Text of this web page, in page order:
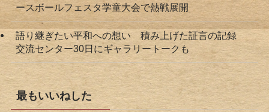
ースボールフェスタ学童大会で熱戦展開
語り継ぎたい平和への想い 積み上げた証言の記録
交流センター30日にギャラリートークも
最もいいねした